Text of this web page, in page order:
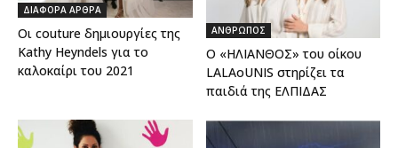
ΔΙΑΦΟΡΑ ΑΡΘΡΑ
Οι couture δημιουργίες της
Kathy Heyndels για το
καλοκαίρι του 2021
ΑΝΘΡΩΠΟΣ
Ο «ΗΛΙΑΝΘΟΣ» του οίκου
LALAoUNIS στηρίζει τα
παιδιά της ΕΛΠΙΔΑΣ